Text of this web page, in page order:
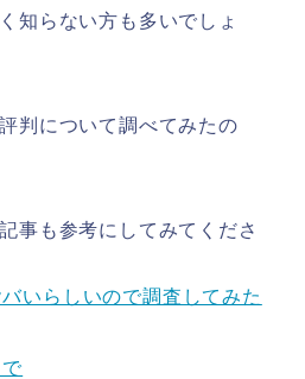
知らない方も多いでしょ
判について調べてみたの
事も参考にしてみてくださ
いらしいので調査してみた